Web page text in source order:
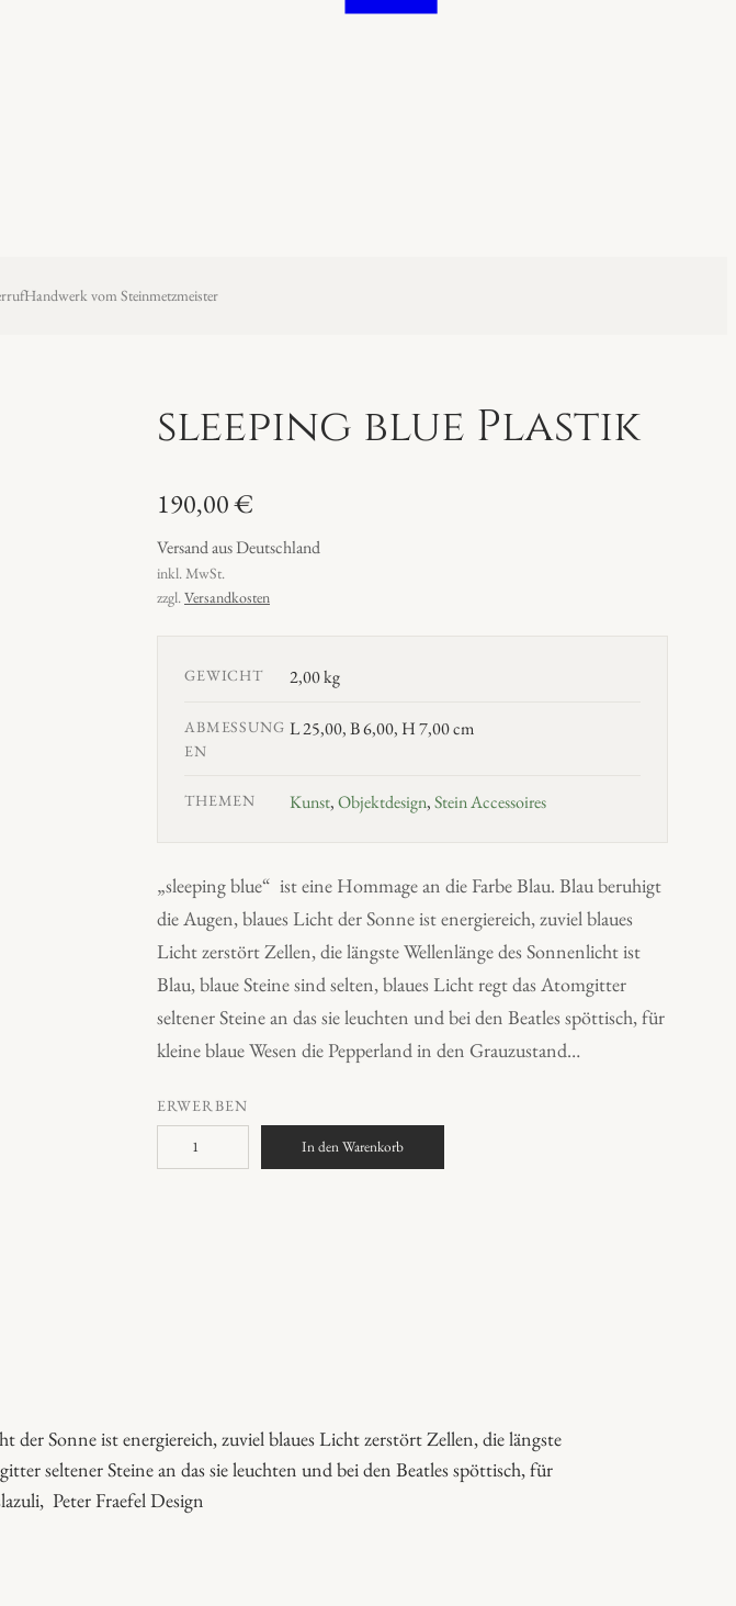
Handwerk vom Steinmetzmeister
sleeping blue Plastik
190,00€
Versand aus Deutschland
inkl. MwSt.
zzgl.Versandkosten
GEWICHT 2,00 kg
ABMESSUNG
EN
L 25,00, B 6,00, H 7,00 cm
THEMEN Kunst,Objektdesign,Stein Accessoires
„sleeping blue“ ist eine Hommage an die Farbe Blau. Blau beruhigt
die Augen, blaues Licht der Sonne ist energiereich, zuviel blaues
Licht zerstört Zellen, die längste Wellenlänge des Sonnenlicht ist
Blau, blaue Steine sind selten, blaues Licht regt das Atomgitter
seltener Steine an das sie leuchten und bei den Beatles spöttisch, für
kleine blaue Wesen die Pepperland in den Grauzustand…
ERWERBEN
l
u
e
P
In den Warenkorb
Sonne ist energiereich, zuviel blaues Licht zerstört Zellen, die längste
seltener Steine an das sie leuchten und bei den Beatles spöttisch, für
Peter Fraefel Design